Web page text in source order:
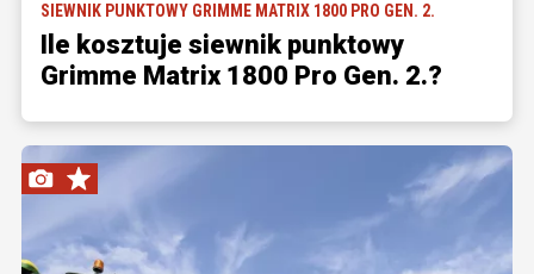
SIEWNIK PUNKTOWY GRIMME MATRIX 1800 PRO GEN. 2.
Ile kosztuje siewnik punktowy
Grimme Matrix 1800 Pro Gen. 2.?